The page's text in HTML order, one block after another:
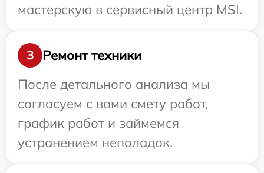
мастерскую в сервисный центр MSI.
3
Ремонт техники
После детального анализа мы
согласуем с вами смету работ,
график работ и займемся
устранением неполадок.